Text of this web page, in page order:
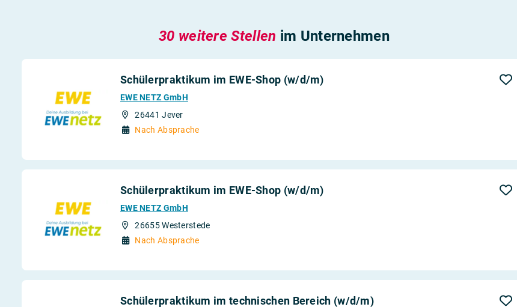
30 weitere Stellen im Unternehmen
Schülerpraktikum im EWE-Shop (w/d/m)
EWE NETZ GmbH
26441 Jever
Nach Absprache
Schülerpraktikum im EWE-Shop (w/d/m)
EWE NETZ GmbH
26655 Westerstede
Nach Absprache
Schülerpraktikum im technischen Bereich (w/d/m)